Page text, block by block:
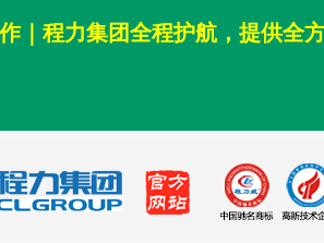
｜程力集团全程护航，提供全